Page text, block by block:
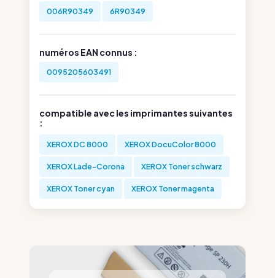
006R90349 6R90349
numéros EAN connus :
0095205603491
compatible avec les imprimantes suivantes
:
XEROX DC 8000 XEROX DocuColor 8000
XEROX Lade-Corona XEROX Toner schwarz
XEROX Toner cyan XEROX Toner magenta